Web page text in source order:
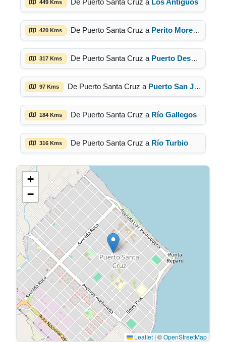
449 Kms De Puerto Santa Cruz a Los Antiguos
420 Kms De Puerto Santa Cruz a Perito Moreno
317 Kms De Puerto Santa Cruz a Puerto Deseado
97 Kms De Puerto Santa Cruz a Puerto San Julian
184 Kms De Puerto Santa Cruz a Río Gallegos
316 Kms De Puerto Santa Cruz a Río Turbio
+
−
Leaflet | ©OpenStreetMap